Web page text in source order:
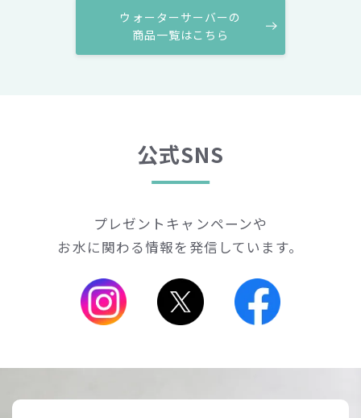
ウォーターサーバーの
商品一覧はこちら
公式SNS
プレゼントキャンペーンや
お水に関わる情報を発信しています。